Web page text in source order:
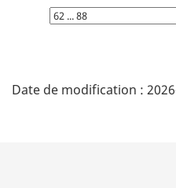
Choisissez
la
é
Date de modification :